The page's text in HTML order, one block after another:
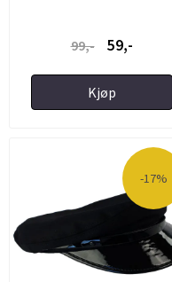
99,- 59,-
Kjøp
-17%